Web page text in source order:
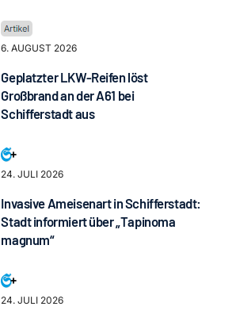
6. AUGUST 2026
Geplatzter LKW-Reifen löst
Großbrand an der A61 bei
Schifferstadt aus
24. JULI 2026
Invasive Ameisenart in Schifferstadt:
Stadt informiert über „Tapinoma
magnum“
24. JULI 2026